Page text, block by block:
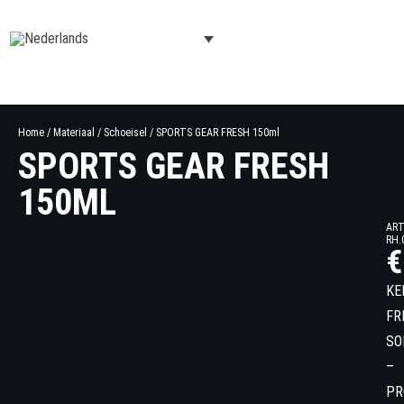
Home / Materiaal / Schoeisel / SPORTS GEAR FRESH 150ml
SPORTS GEAR FRESH
150ML
€
–